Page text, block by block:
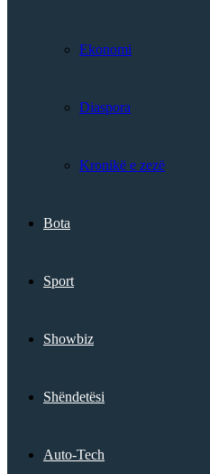
Ekonomi
Diaspora
Kronikë e zezë
Bota
Sport
Showbiz
Shëndetësi
Auto-Tech